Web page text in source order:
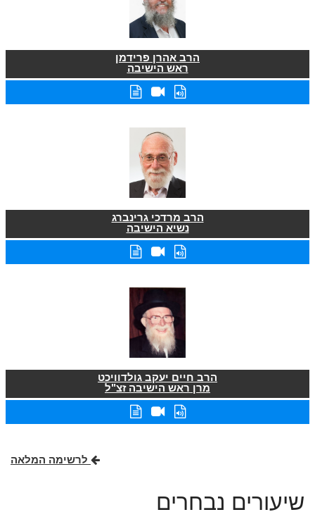
הרב אהרן פרידמן
ראש הישיבה
הרב מרדכי גרינברג
נשיא הישיבה
הרב חיים יעקב גולדוויכט
מרן ראש הישיבה זצ"ל
לרשימה המלאה
שיעורים נבחרים